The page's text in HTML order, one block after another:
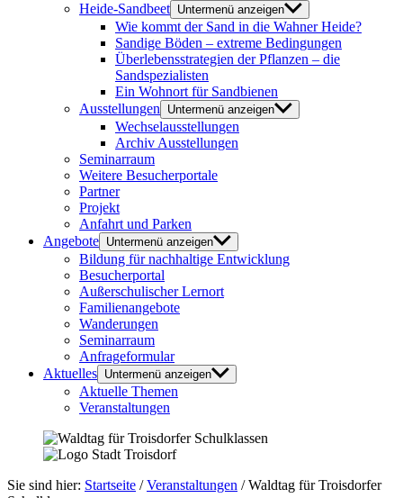
Heide-Sandbeet Untermenü anzeigen
Wie kommt der Sand in die Wahner Heide?
Sandige Böden – extreme Bedingungen
Überlebensstrategien der Pflanzen – die
Sandspezialisten
Ein Wohnort für Sandbienen
Ausstellungen
Untermenü anzeigen
Wechselausstellungen
Archiv Ausstellungen
Seminarraum
Weitere Besucherportale
Partner
Projekt
Anfahrt und Parken
Angebote Untermenü anzeigen
Bildung für nachhaltige Entwicklung
Besucherportal
Außerschulischer Lernort
Familienangebote
Wanderungen
Seminarraum
Anfrageformular
Aktuelles Untermenü anzeigen
Aktuelle Themen
Veranstaltungen
Sie sind hier: Startseite /Veranstaltungen /Waldtag für Troisdorfer